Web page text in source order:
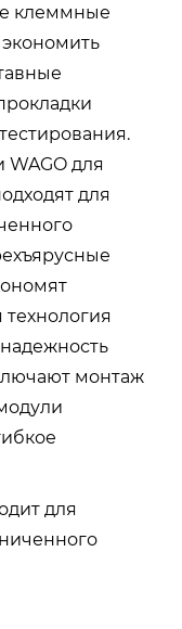
клеммные
для
для
монтаж
для